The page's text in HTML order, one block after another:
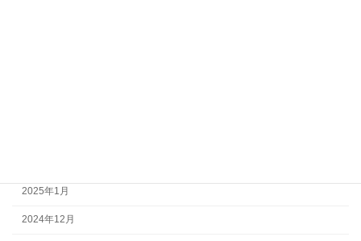
2025年1月
2024年12月